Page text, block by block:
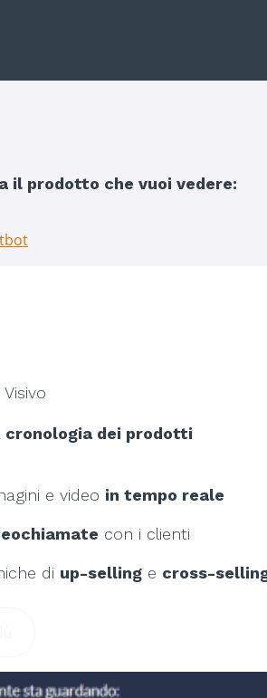
il prodotto che vuoi vedere:
cronologia dei prodotti
e video in tempo reale
con i clienti
di up-selling e cross-